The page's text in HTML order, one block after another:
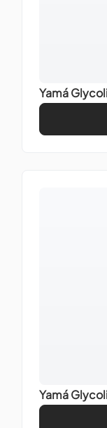
Yamá
Yamá